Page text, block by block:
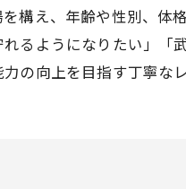
構え、年齢や性別、
るようになりたい」
の向上を目指す丁寧な